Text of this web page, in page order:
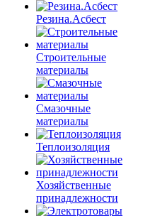
Резина.Асбест
Строительные
материалы
Смазочные
материалы
Теплоизоляция
Хозяйственные
принадлежности